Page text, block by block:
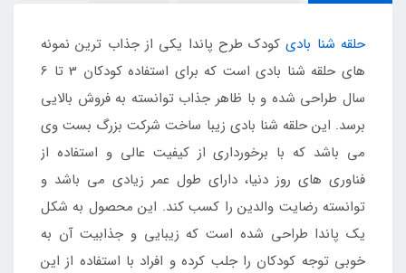
حلقه شنا بادیکودک طرح پاندا یکی از جذاب ترین نمونه
های حلقه شنا بادی است که برای استفاده کودکان 3 تا 6
سال طراحی شده و با ظاهر جذاب توانسته به فروش بالایی
برسد. این حلقه شنا بادی زیبا ساخت شرکت بزرگ بست وی
می باشد که با برخورداری از کیفیت عالی و استفاده از
فناوری های روز دنیا، دارای طول عمر زیادی می باشد و
توانسته رضایت والدین را کسب کند. این محصول به شکل
یک پاندا طراحی شده است که زیبایی و جذابیت آن به
خوبی توجه کودکان را جلب کرده و افراد با استفاده از این